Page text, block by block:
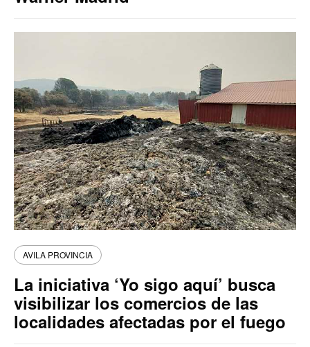
AVILA PROVINCIA
La iniciativa ‘Yo sigo aquí’ busca
visibilizar los comercios de las
localidades afectadas por el fuego